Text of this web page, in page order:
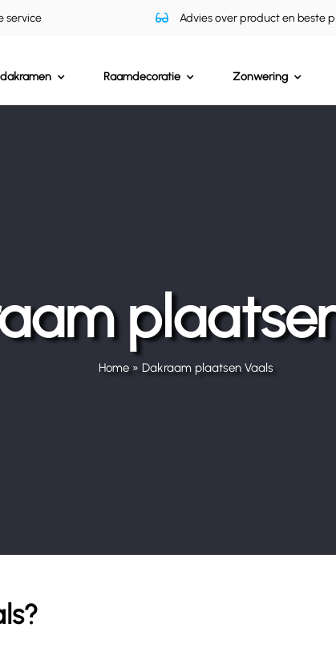
service Advies over product en beste
dakramen Raamdecoratie Zonwering
Home » Dakraam plaatsen Vaals